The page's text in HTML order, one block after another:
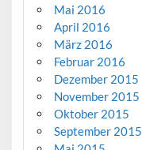
Mai 2016
April 2016
März 2016
Februar 2016
Dezember 2015
November 2015
Oktober 2015
September 2015